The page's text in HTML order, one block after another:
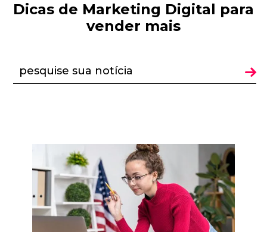
Dicas de Marketing Digital para
vender mais
pesquise sua notícia